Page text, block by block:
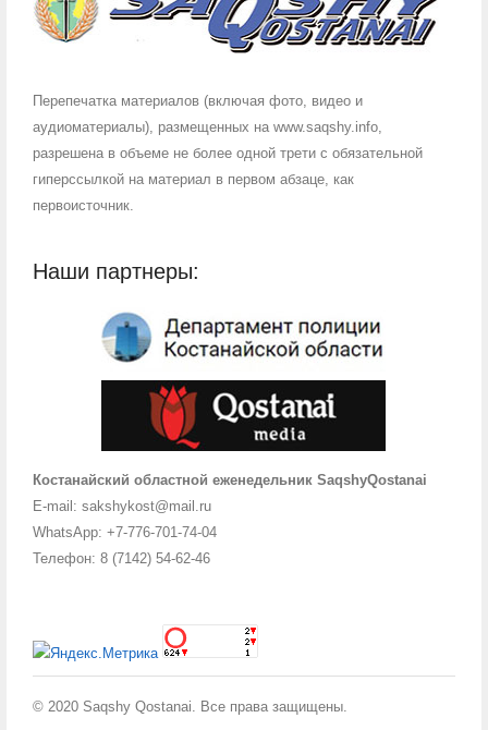
Перепечатка материалов (включая фото, видео и
аудиоматериалы), размещенных на www.saqshy.info,
разрешена в объеме не более одной трети с обязательной
гиперссылкой на материал в первом абзаце, как
первоисточник.
Наши партнеры:
Костанайский областной еженедельник SaqshyQostanai
E-mail: sakshykost@mail.ru
WhatsApp: +7-776-701-74-04
Телефон: 8 (7142) 54-62-46
© 2020 Saqshy Qostanai. Все права защищены.